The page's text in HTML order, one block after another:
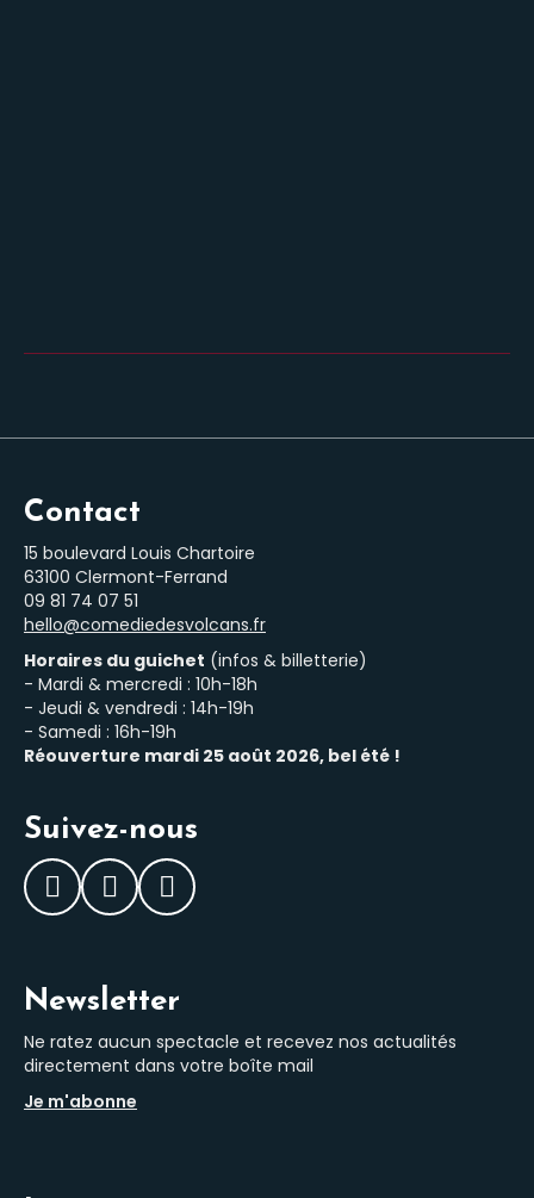
Contact
15 boulevard Louis Chartoire
63100 Clermont-Ferrand
‭09 81 74 07 51‬
hello@comediedesvolcans.fr
Horaires du guichet (infos & billetterie)
- Mardi & mercredi : 10h-18h
- Jeudi & vendredi : 14h-19h
- Samedi : 16h-19h
Réouverture mardi 25 août 2026, bel été !
Suivez-nous
Facebook
InstagramLinkedIn
Newsletter
Ne ratez aucun spectacle et recevez nos actualités
directement dans votre boîte mail
Je m'abonne